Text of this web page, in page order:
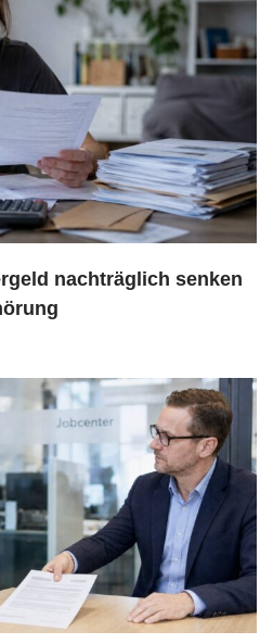
nachträglich senken